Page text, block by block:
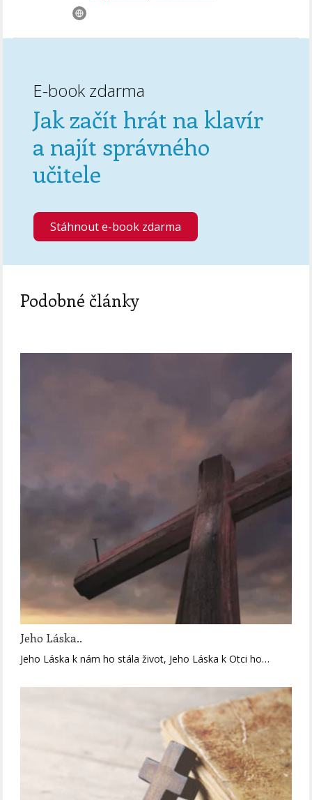
E-book zdarma
Jak začít hrát na klavír
a najít správného
učitele
Stáhnout e-book zdarma
Podobné články
Jeho Láska..
Jeho Láska k nám ho stála život, Jeho Láska k Otci ho…